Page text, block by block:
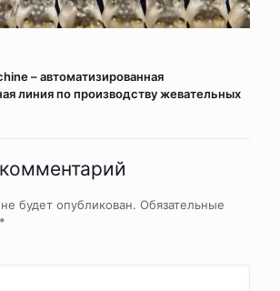
– автоматизированная
линия по производству жевательных
будет опубликован. Обязательные
*